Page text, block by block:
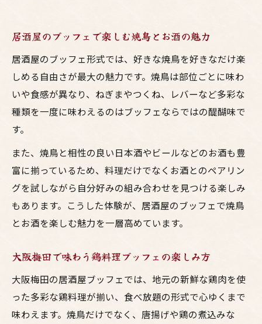
居酒屋で実践したいブッフェのマナー紹介
ナー
焼鳥を楽しむ際の居酒屋ブッフェマナー徹
底解説
お酒の席で気を付けたい居酒屋ブッフェの
ルール
梅田の居酒屋で焼鳥とお酒を満喫するポイ
ント
大阪で鶏料理ブッフェを堪能するための工
夫
居酒屋のブッフェで楽しむ焼鳥とお酒の魅力
居酒屋のブッフェ形式では、好きな焼鳥を好きなだけ楽
しめる自由さが最大の魅力です。焼鳥は部位ごとに味わ
いや食感が異なり、ねぎまやつくね、レバーなど多彩な
種類を一度に味わえるのはブッフェならではの醍醐味で
す。
また、焼鳥と相性の良い日本酒やビールなどのお酒も豊
富に揃っているため、料理だけでなくお酒とのペアリン
グを試しながら自分好みの組み合わせを見つける楽しみ
もあります。こうした体験が、居酒屋のブッフェで焼鳥
とお酒を楽しむ魅力を一層高めています。
大阪梅田で味わう鶏料理ブッフェの楽しみ方
大阪梅田の居酒屋ブッフェでは、地元の新鮮な鶏肉を使
った多彩な鶏料理が揃い、食べ放題の形式で心ゆくまで
味わえます。焼鳥だけでなく、唐揚げや鶏の煮込みな